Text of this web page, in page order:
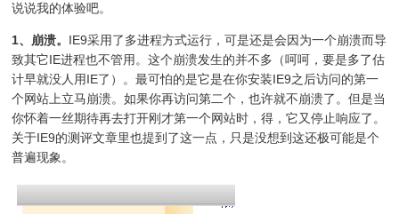
说说我的体验吧。
1、崩溃。 IE9采用了多进程方式运行，可是还是会因为一个崩溃而导
致其它IE进程也不管用。这个崩溃发生的并不多（呵呵，要是多了估
计早就没人用IE了）。最可怕的是它是在你安装IE9之后访问的第一
个网站上立马崩溃。如果你再访问第二个，也许就不崩溃了。但是当
你怀着一丝期待再去打开刚才第一个网站时，得，它又停止响应了。
关于IE9的测评文章里也提到了这一点，只是没想到这还极可能是个
普遍现象。